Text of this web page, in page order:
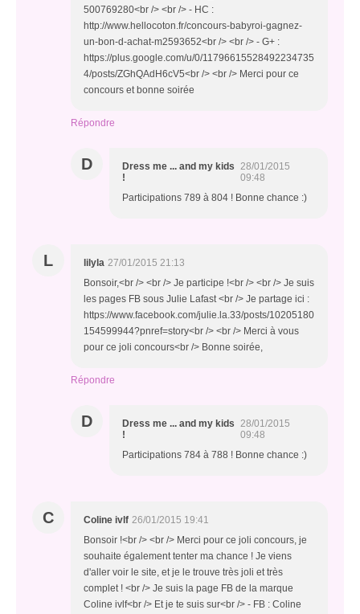
500769280<br /> <br /> - HC :
http://www.hellocoton.fr/concours-babyroi-gagnez-
un-bon-d-achat-m2593652<br /> <br /> - G+ :
https://plus.google.com/u/0/11796615528492234735
4/posts/ZGhQAdH6cV5<br /> <br /> Merci pour ce
concours et bonne soirée
Répondre
D
Dress me ... and my kids
!
28/01/2015
09:48
Participations 789 à 804 ! Bonne chance :)
L lilyla 27/01/2015 21:13
Bonsoir,<br /> <br /> Je participe !<br /> <br /> Je suis
les pages FB sous Julie Lafast <br /> Je partage ici :
https://www.facebook.com/julie.la.33/posts/10205180
154599944?pnref=story<br /> <br /> Merci à vous
pour ce joli concours<br /> Bonne soirée,
Répondre
D
Dress me ... and my kids
!
28/01/2015
09:48
Participations 784 à 788 ! Bonne chance :)
C Coline ivlf 26/01/2015 19:41
Bonsoir !<br /> <br /> Merci pour ce joli concours, je
souhaite également tenter ma chance ! Je viens
d'aller voir le site, et je le trouve très joli et très
complet ! <br /> Je suis la page FB de la marque
Coline ivlf<br /> Et je te suis sur<br /> - FB : Coline